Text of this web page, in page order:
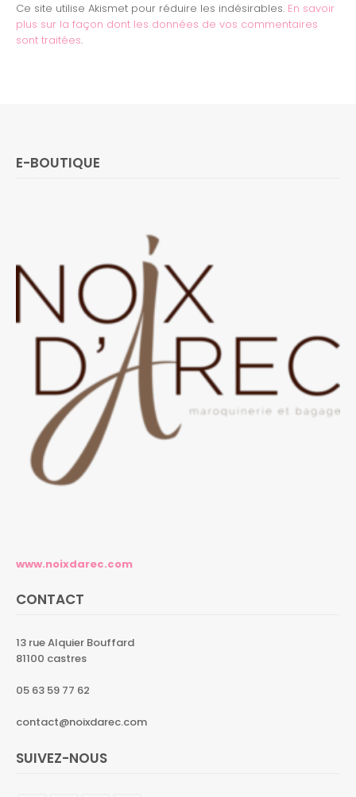
Ce site utilise Akismet pour réduire les indésirables. En savoir
plus sur la façon dont les données de vos commentaires
sont traitées.
E-BOUTIQUE
www.noixdarec.com
CONTACT
13 rue Alquier Bouffard
81100 castres
05 63 59 77 62
contact@noixdarec.com
SUIVEZ-NOUS